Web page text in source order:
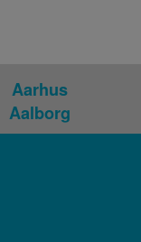
Aarhus
Aalborg